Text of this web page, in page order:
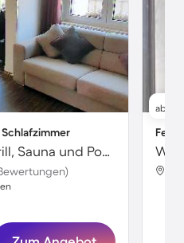
Schlafzimmer
Bed & Breakfast mit Grill, Sauna und Pool | Ideal für Homeoffice
ab